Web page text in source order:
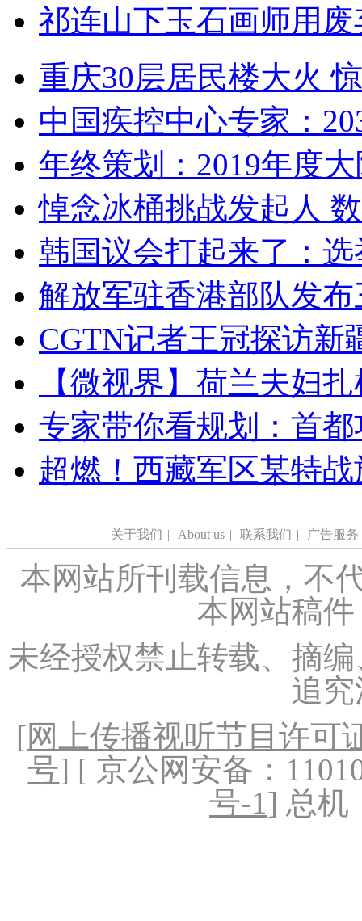
祁连山下玉石画师用
重庆30层居民楼大火
中国疾控中心专家：
年终策划：2019年度
悼念冰桶挑战发起人
韩国议会打起来了：
解放军驻香港部队发
CGTN记者王冠探访新
【微视界】荷兰夫妇
专家带你看规划：首
超燃！西藏军区某特
关于我们 | About us | 联系我们 | 广告服务
本网站所刊载信息，不
本网站稿
未经授权禁止转载、摘
追
[网上传播视听节目许可
号] [ 京公网安备：
号-1] 总机